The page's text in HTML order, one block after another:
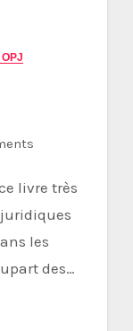
juridiques
les
des…